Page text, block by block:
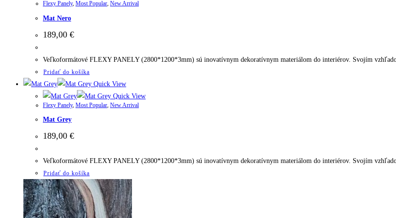
Flexy Panely, Most Popular, New Arrival
Mat Nero
189,00 €
Veľkoformátové FLEXY PANELY (2800*1200*3mm) sú inovatívnym dekoratívnym materiálom do interiérov. Svojím
Pridať do košíka
Quick View
Quick View
Flexy Panely, Most Popular New Arrival
Mat Grey
189,00 €
Veľkoformátové FLEXY PANELY (2800*1200*3mm) sú inovatívnym dekoratívnym materiálom do interiérov. Svojím
Pridať do košíka